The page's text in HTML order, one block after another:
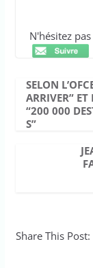
N'hésitez
SELON
ARRIVER” ET
“200 000
S”
Share This Post: